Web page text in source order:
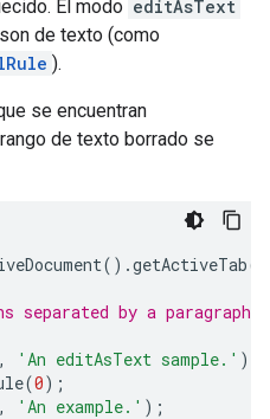
El modo editAsText
de texto (como
).
se encuentran
de texto borrado se
().getActiveTab
separated by a paragraph
, 'An editAsText sample.' );
(0);
, 'An example.' );